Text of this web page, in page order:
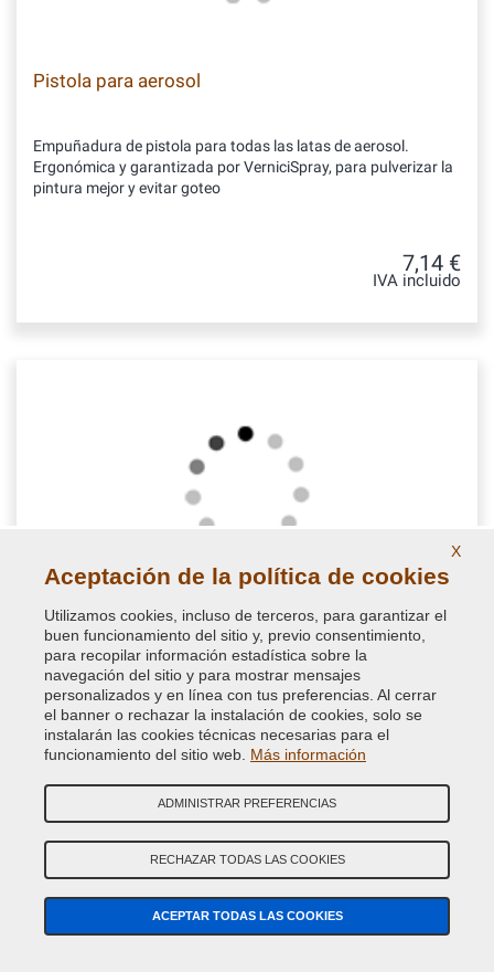
Pistola para aerosol
Empuñadura de pistola para todas las latas de aerosol.
Ergonómica y garantizada por VerniciSpray, para pulverizar la
pintura mejor y evitar goteo
7,14 €
IVA incluido
Kit de accesorios para retoque con aerosol
Elige este kit completo y rentable especialmente diseñado con
todos los accesorios para pintar con spray, en particular los
accesorios retoque auto con aerosol o para pintado de piezas
de carrocería como espejos retrovisores y molduras
IVA incluido
X
Aceptación de la política de cookies
Utilizamos cookies, incluso de terceros, para garantizar el
buen funcionamiento del sitio y, previo consentimiento,
para recopilar información estadística sobre la
navegación del sitio y para mostrar mensajes
personalizados y en línea con tus preferencias. Al cerrar
el banner o rechazar la instalación de cookies, solo se
instalarán las cookies técnicas necesarias para el
funcionamiento del sitio web. Más información
ADMINISTRAR PREFERENCIAS
RECHAZAR TODAS LAS COOKIES
ACEPTAR TODAS LAS COOKIES